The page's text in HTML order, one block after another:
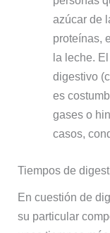
azúcar de
proteínas,
la leche.
digestivo
es
gases o
casos,
Tiempos de
En cuestión de
su particular